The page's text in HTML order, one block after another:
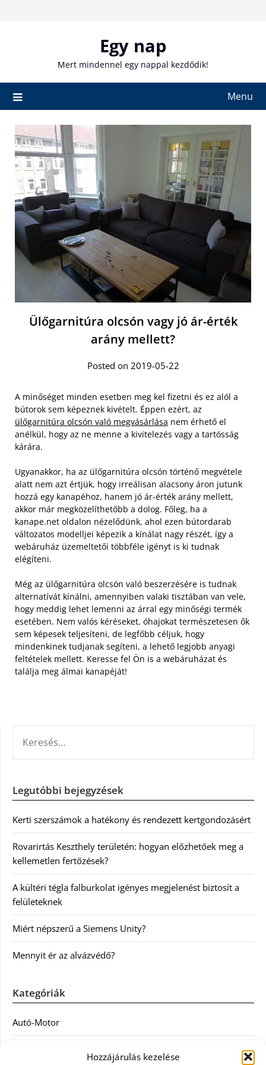
Hozzájárulás kezelése
Egy nap
Mert mindennel egy nappal kezdődik!
Menu
Ülőgarnitúra olcsón vagy jó ár-érték
arány mellett?
Posted on 2019-05-22
A minőséget minden esetben meg kel fizetni és ez alól a
bútorok sem képeznek kivételt. Éppen ezért, az
ülőgarnitúra olcsón való megvásárlása nem érhető el
anélkül, hogy az ne menne a kivitelezés vagy a tartósság
kárára.
Ugyanakkor, ha az ülőgarnitúra olcsón történő megvétele
alatt nem azt értjük, hogy irreálisan alacsony áron jutunk
hozzá egy kanapéhoz, hanem jó ár-érték arány mellett,
akkor már megközelíthetőbb a dolog. Főleg, ha a
kanape.net oldalon nézelődünk, ahol ezen bútordarab
változatos modelljei képezik a kínálat nagy részét, így a
webáruház üzemeltetői többféle igényt is ki tudnak
elégíteni.
Még az ülőgarnitúra olcsón való beszerzésére is tudnak
alternatívát kínálni, amennyiben valaki tisztában van vele,
hogy meddig lehet lemenni az árral egy minőségi termék
esetében. Nem valós kéréseket, óhajokat természetesen ők
sem képesek teljesíteni, de legfőbb céljuk, hogy
mindenkinek tudjanak segíteni, a lehető legjobb anyagi
feltételek mellett. Keresse fel Ön is a webáruházat és
találja meg álmai kanapéját!
Legutóbbi bejegyzések
Kerti szerszámok a hatékony és rendezett kertgondozásért
Rovarirtás Keszthely területén: hogyan előzhetőek meg a
kellemetlen fertőzések?
A kültéri tégla falburkolat igényes megjelenést biztosít a
felületeknek
Miért népszerű a Siemens Unity?
Mennyit ér az alvázvédő?
Kategóriák
Autó-Motor